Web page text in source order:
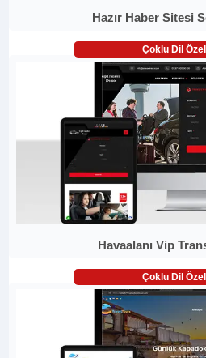
Hazır Haber Sitesi
Çoklu Dil
Havaalanı Vip
Çoklu Dil